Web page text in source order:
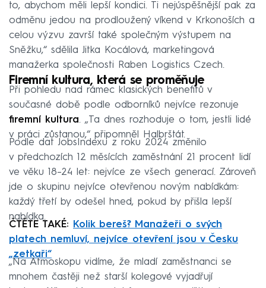
to, abychom měli lepší kondici. Ti nejúspěšnější pak za
odměnu jedou na prodloužený víkend v Krkonoších a
celou výzvu završí také společným výstupem na
Sněžku,“ sdělila Jitka Kocálová, marketingová
manažerka společnosti Raben Logistics Czech.
Firemní kultura, která se proměňuje
Při pohledu nad rámec klasických benefitů v
současné době podle odborníků nejvíce rezonuje
firemní kultura. „Ta dnes rozhoduje o tom, jestli lidé
v práci zůstanou,“ připomněl Halbrštát.
Podle dat JobsIndexu z roku 2024 změnilo
v předchozích 12 měsících zaměstnání 21 procent lidí
ve věku 18–24 let: nejvíce ze všech generací. Zároveň
jde o skupinu nejvíce otevřenou novým nabídkám:
každý třetí by odešel hned, pokud by přišla lepší
nabídka.
ČTĚTE TAKÉ:
Kolik bereš? Manažeři o svých
platech nemluví, nejvíce otevření jsou v Česku
„zetkaři“
„Na Atmoskopu vidíme, že mladí zaměstnanci se
mnohem častěji než starší kolegové vyjadřují